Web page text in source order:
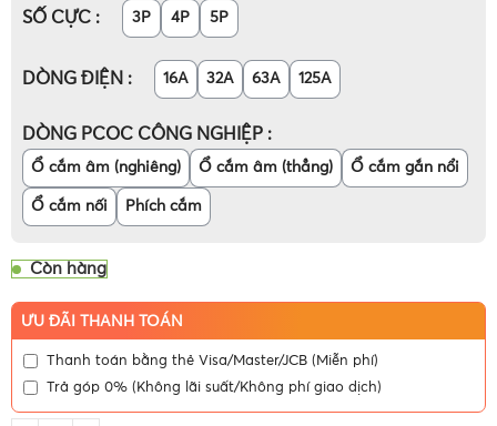
SỐ CỰC 3P 4P 5P
DÒNG ĐIỆN 16A 32A 63A 125A
DÒNG PCOC CÔNG NGHIỆP
Ổ cắm âm (nghiêng) Ổ cắm âm (thẳng) Ổ cắm gắn nổi
Ổ cắm nối Phích cắm
Còn hàng
ƯU ĐÃI THANH TOÁN
Thanh toán bằng thẻ Visa/Master/JCB (Miễn phí)
Trả góp 0% (Không lãi suất/Không phí giao dịch)